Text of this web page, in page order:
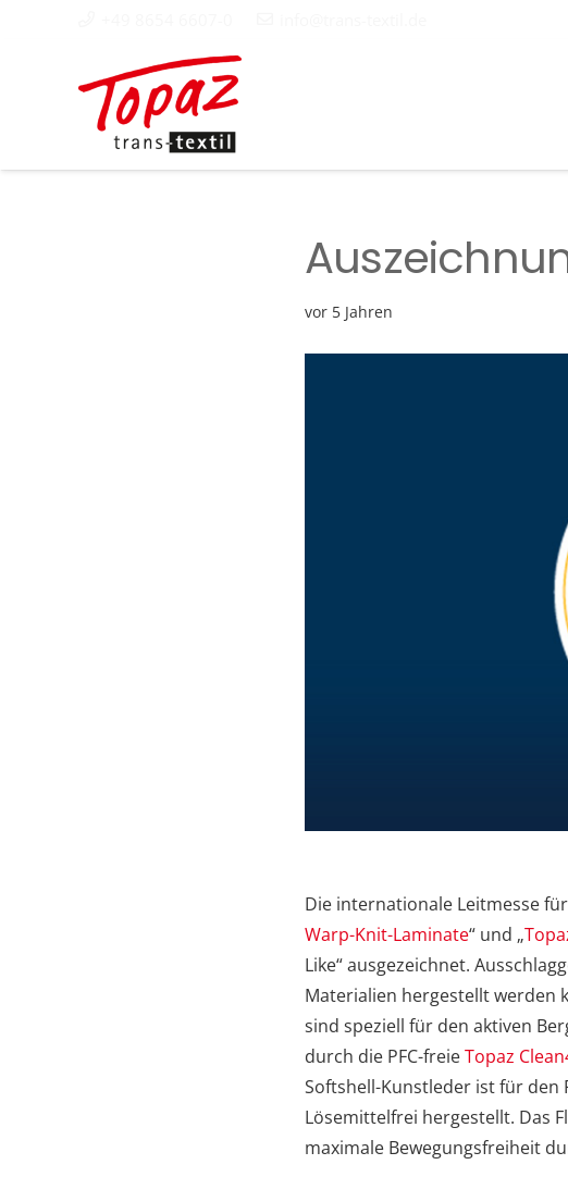
vor 5 Jahren
Die internationale Leitmesse
Warp-Knit-Laminate“ und „
Like“ ausgezeichnet.
Materialien hergestellt werden
sind speziell für den aktiven
durch die PFC-freieTopaz
Softshell-Kunstleder ist für den
Lösemittelfrei hergestellt. Das
maximale Bewegungsfreiheit